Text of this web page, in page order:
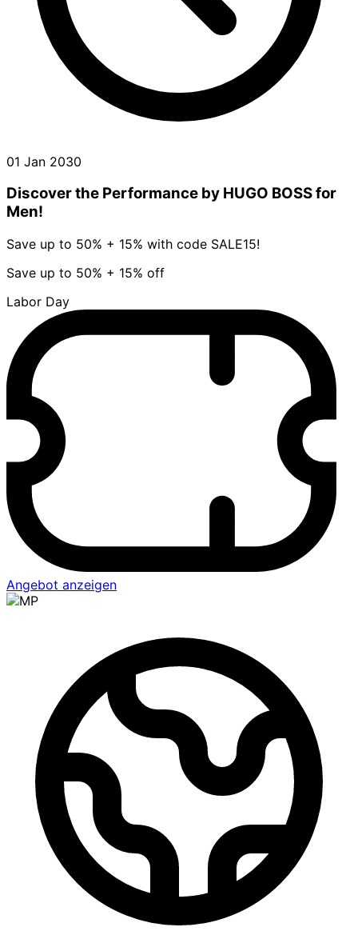
01 Jan 2030
Discover the Performance by HUGO BOSS for
Men!
Save up to 50% + 15% with code SALE15!
Save up to 50% + 15% off
Labor Day
Angebot anzeigen